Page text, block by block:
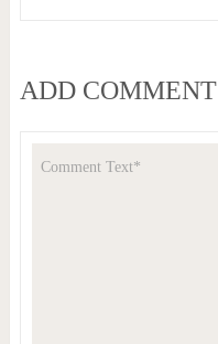
ADD COMMENT